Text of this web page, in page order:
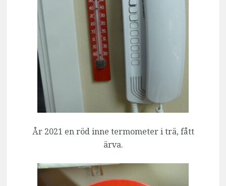
År 2021 en röd inne termometer i trä, fått
ärva.